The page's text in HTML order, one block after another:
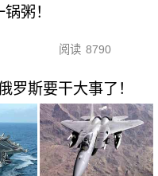
粥！
阅读 8790
罗斯要干大事了！